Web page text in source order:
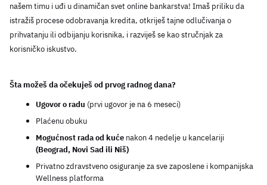
našem timu i uđi u dinamičan svet online bankarstva! Imaš priliku da
istražiš procese odobravanja kredita, otkriješ tajne odlučivanja o
prihvatanju ili odbijanju korisnika, i razviješ se kao stručnjak za
korisničko iskustvo.
Šta možeš da očekuješ od prvog radnog dana?
Ugovor o radu (prvi ugovor je na 6 meseci)
Plaćenu obuku
Mogućnost rada od kuće
(Beograd, Novi Sad ili Niš)
Privatno zdravstveno osiguranje za sve zaposlene i kompanijska
Wellness platforma